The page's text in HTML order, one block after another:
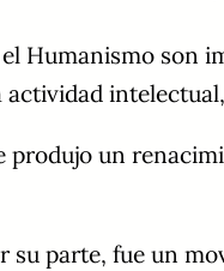
Humanismo son
produjo un
su parte, fue un